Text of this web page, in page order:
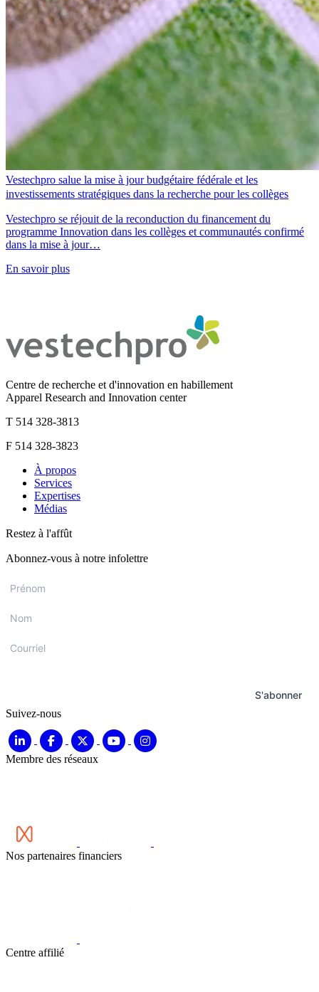
Vestechpro salue la mise à jour budgétaire fédérale et les
investissements stratégiques dans la recherche pour les collèges
Vestechpro se réjouit de la reconduction du financement du
programme Innovation dans les collèges et communautés confirmé
dans la mise à jour…
En savoir plus
Centre de recherche et d'innovation en habillement
Apparel Research and Innovation center
T 514 328-3813
F 514 328-3823
À propos
Services
Expertises
Médias
Restez à l'affût
Abonnez-vous à notre infolettre
Prénom
Courriel
S'abonner
Suivez-nous
Membre des réseaux
Nos partenaires financiers
Centre affilié